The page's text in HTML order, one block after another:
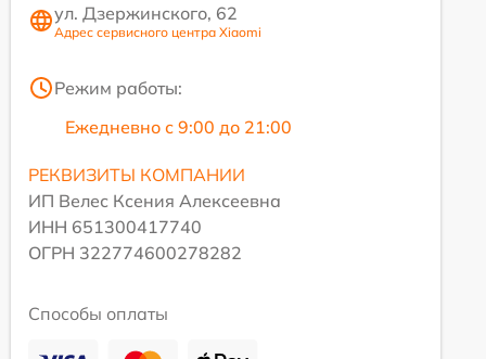
ул. Дзержинского, 62
Адрес сервисного центра Xiaomi
Режим работы:
Ежедневно с 9:00 до 21:00
РЕКВИЗИТЫ КОМПАНИИ
ИП Велес Ксения Алексеевна
ИНН 651300417740
ОГРН 322774600278282
Способы оплаты